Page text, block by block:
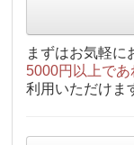
まずはお気軽に
5000円以上で
利用いただけま